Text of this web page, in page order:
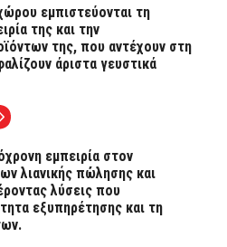
εμπιστεύονται τη
της και την
της, που αντέχουν στη
άριστα γευστικά
εμπειρία στον
λιανικής πώλησης και
λύσεις που
εξυπηρέτησης και τη